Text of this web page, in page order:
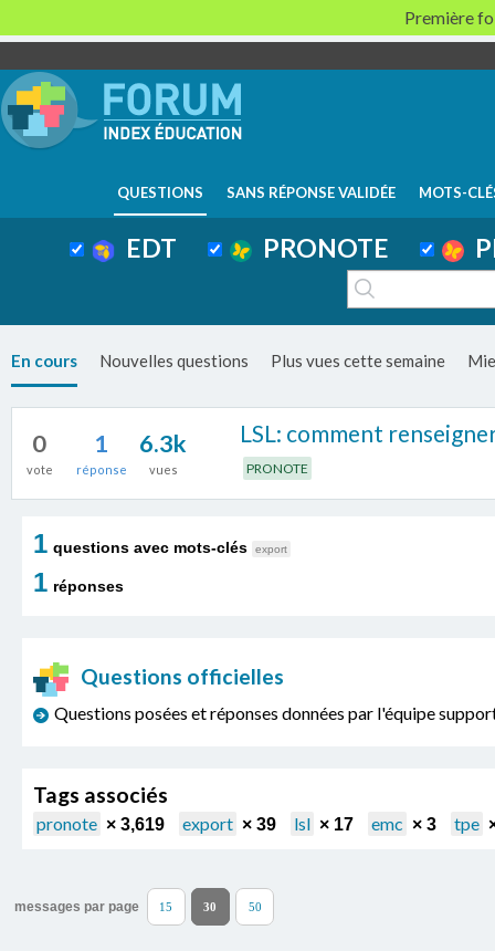
QUESTIONS SANS RÉPONSE VALIDÉE MOTS-
EDT PRONOTE
En cours Nouvelles questions Plus vues cette semaine
0
vote
1
réponse
6.3k
vues
LSL: comment
PRONOTE
1 questions avec mots-clés export
1 réponses
Questions officielles
Questions posées et réponses données par l'équipe
Tags associés
pronote × 3,619 export × 39 lsl × 17 emc × 3 tpe
messages par page 15 30 50
Première